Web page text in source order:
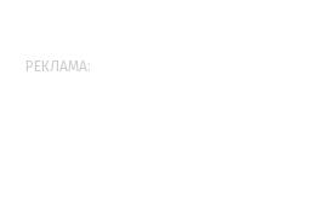
РЕКЛАМА: